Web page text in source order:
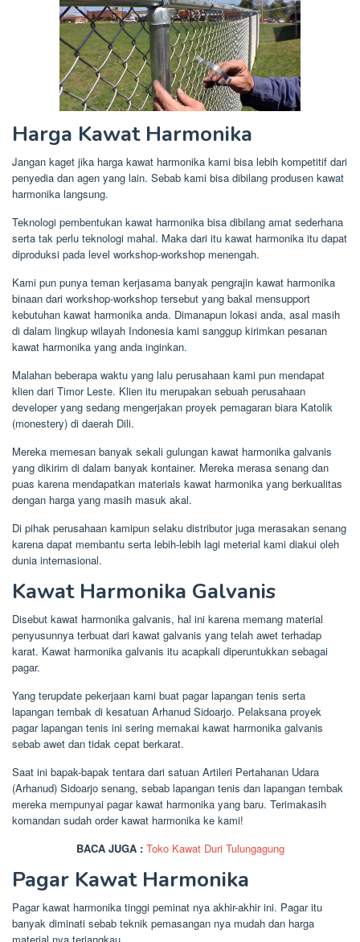
Harga Kawat Harmonika
Jangan kaget jika harga kawat harmonika kami bisa lebih kompetitif dari
penyedia dan agen yang lain. Sebab kami bisa dibilang produsen kawat
harmonika langsung.
Teknologi pembentukan kawat harmonika bisa dibilang amat sederhana
serta tak perlu teknologi mahal. Maka dari itu kawat harmonika itu dapat
diproduksi pada level workshop-workshop menengah.
Kami pun punya teman kerjasama banyak pengrajin kawat harmonika
binaan dari workshop-workshop tersebut yang bakal mensupport
kebutuhan kawat harmonika anda. Dimanapun lokasi anda, asal masih
di dalam lingkup wilayah Indonesia kami sanggup kirimkan pesanan
kawat harmonika yang anda inginkan.
Malahan beberapa waktu yang lalu perusahaan kami pun mendapat
klien dari Timor Leste. Klien itu merupakan sebuah perusahaan
developer yang sedang mengerjakan proyek pemagaran biara Katolik
(monestery) di daerah Dili.
Mereka memesan banyak sekali gulungan kawat harmonika galvanis
yang dikirim di dalam banyak kontainer. Mereka merasa senang dan
puas karena mendapatkan materials kawat harmonika yang berkualitas
dengan harga yang masih masuk akal.
Di pihak perusahaan kamipun selaku distributor juga merasakan senang
karena dapat membantu serta lebih-lebih lagi meterial kami diakui oleh
dunia internasional.
Kawat Harmonika Galvanis
Disebut kawat harmonika galvanis, hal ini karena memang material
penyusunnya terbuat dari kawat galvanis yang telah awet terhadap
karat. Kawat harmonika galvanis itu acapkali diperuntukkan sebagai
pagar.
Yang terupdate pekerjaan kami buat pagar lapangan tenis serta
lapangan tembak di kesatuan Arhanud Sidoarjo. Pelaksana proyek
pagar lapangan tenis ini sering memakai kawat harmonika galvanis
sebab awet dan tidak cepat berkarat.
Saat ini bapak-bapak tentara dari satuan Artileri Pertahanan Udara
(Arhanud) Sidoarjo senang, sebab lapangan tenis dan lapangan tembak
mereka mempunyai pagar kawat harmonika yang baru. Terimakasih
komandan sudah order kawat harmonika ke kami!
BACA JUGA : Toko Kawat Duri Tulungagung
Pagar Kawat Harmonika
Pagar kawat harmonika tinggi peminat nya akhir-akhir ini. Pagar itu
banyak diminati sebab teknik pemasangan nya mudah dan harga